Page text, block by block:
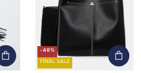
-48%
FINAL SALE